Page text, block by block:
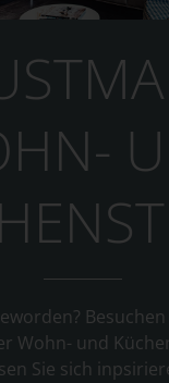
Besuchen
Wohn- und
Sie sich